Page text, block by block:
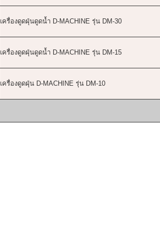
เครื่องดูดฝุ่นดูดน้ำ D-MACHINE รุ่น DM-30
เครื่องดูดฝุ่นดูดน้ำ D-MACHINE รุ่น DM-15
เครื่องดูดฝุ่น D-MACHINE รุ่น DM-10